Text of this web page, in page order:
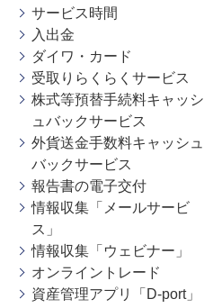
サービス時間
入出金
ダイワ・カード
受取りらくらくサービス
株式等預替手続料キャッシ
ュバックサービス
外貨送金手数料キャッシュ
バックサービス
報告書の電子交付
情報収集「メールサービ
ス」
情報収集「ウェビナー」
オンライントレード
資産管理アプリ「D-port」